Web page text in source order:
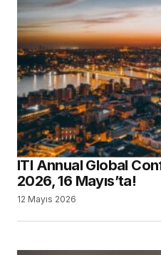
ITI Annual Global
2026, 16 Mayıs’ta!
12 Mayıs 2026